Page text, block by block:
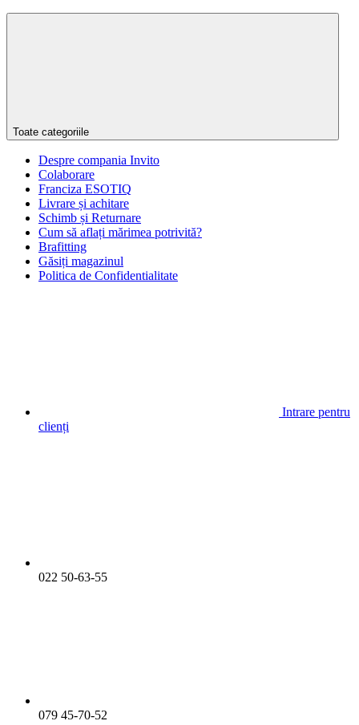
Toate categoriile
Despre compania Invito
Colaborare
Franciza ESOTIQ
Livrare și achitare
Schimb și Returnare
Cum să aflați mărimea potrivită?
Brafitting
Găsiți magazinul
Politica de Confidentialitate
Intrare pentru
clienți
022 50-63-55
079 45-70-52